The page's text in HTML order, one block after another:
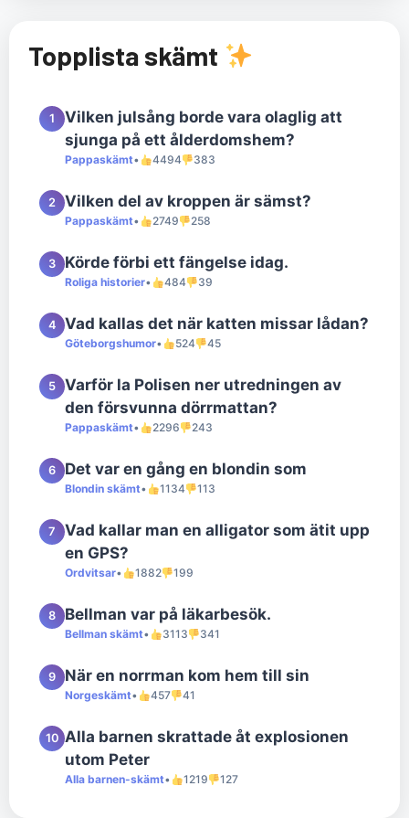
Topplista skämt
1
Vilken julsång borde vara olaglig att
sjunga på ett ålderdomshem?
Pappaskämt• 4494 383
2 Vilken del av kroppen är sämst?
Pappaskämt• 2749 258
3 Körde förbi ett fängelse idag.
Roliga historier• 484 39
4 Vad kallas det när katten missar lådan?
Göteborgshumor• 524 45
5
Varför la Polisen ner utredningen av
den försvunna dörrmattan?
Pappaskämt• 2296 243
6 Det var en gång en blondin som
Blondin skämt• 1134 113
7
Vad kallar man en alligator som ätit upp
en GPS?
Ordvitsar• 1882 199
8 Bellman var på läkarbesök.
Bellman skämt• 3113 341
9 När en norrman kom hem till sin
Norgeskämt• 457 41
10 Alla barnen skrattade åt explosionen
utom Peter
Alla barnen-skämt• 1219 127